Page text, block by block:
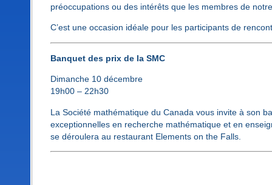
préoccupations ou des intérêts que les membres de
C’est une occasion idéale pour les participants de
Banquet des prix de la SMC
Dimanche 10 décembre
19h00 – 22h30
La Société mathématique du Canada vous invite à son
exceptionnelles en recherche mathématique et en
se déroulera au restaurant Elements on the Falls.